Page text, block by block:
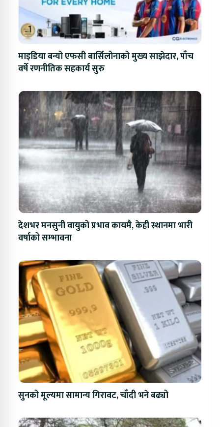
माइडिया बन्यो एफसी बार्सिलोनाको मुख्य साझेदार, पाँच
वर्षे रणनीतिक सहकार्य सुरु
देशभर मनसुनी वायुको प्रभाव कायमै, केही स्थानमा भारी
वर्षाको सम्भावना
सुनको मूल्यमा सामान्य गिरावट, चाँदी भने बढ्यो